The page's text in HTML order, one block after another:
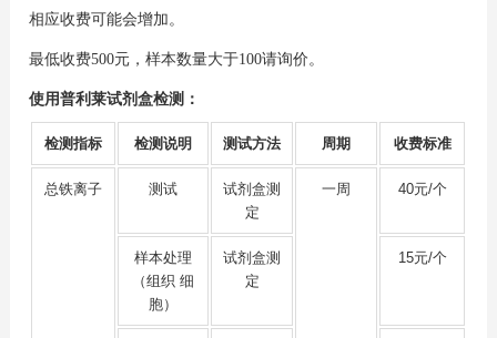
相应收费可能会增加。
最低收费500元，样本数量大于100请询价。
使用普利莱试剂盒检测：
检测指标 检测说明 测试方法 周期 收费标准
总铁离子 测试
试剂盒测
定
一周 40元/个
样本处理
（组织 细
胞）
试剂盒测
定
15元/个